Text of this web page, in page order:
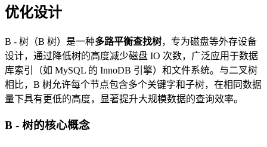
优化设计
B - 树（B 树）是一种多路平衡查找树，专为磁盘等外存设备
设计，通过降低树的高度减少磁盘 IO 次数，广泛应用于数据
库索引（如 MySQL 的 InnoDB 引擎）和文件系统。与二叉树
相比，B 树允许每个节点包含多个关键字和子树，在相同数据
量下具有更低的高度，显著提升大规模数据的查询效率。
B - 树的核心概念